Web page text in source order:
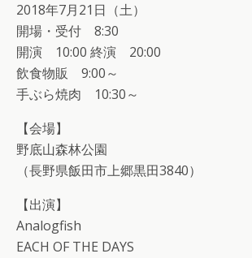
2018年7月21日（土）
開場・受付 8:30
開演 10:00 終演 20:00
飲食物販 9:00～
手ぶら焼肉 10:30～
【会場】
野底山森林公園
（長野県飯田市上郷黒田3840）
【出演】
Analogfish
EACH OF THE DAYS